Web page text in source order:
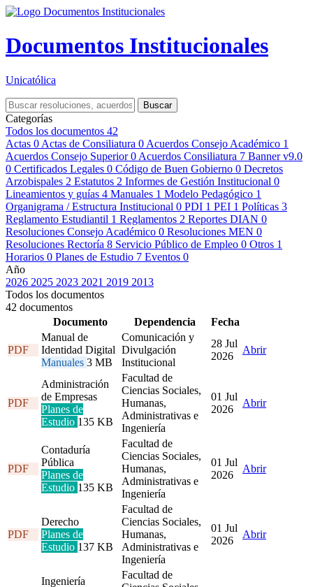
Documentos Institucionales
Unicatólica
Buscar
Categorías
Todos los documentos 42
Actas 0 Actas de Consiliatura 0 Acuerdos Consejo Académico 1
Acuerdos Consejo Superior0 Acuerdos Consiliatura 7 Banner v9.0
0 Certificados Legales 0 Código de Buen Gobierno 0 Decretos
Arzobispales 2 Estatutos 2 Informes de Gestión Institucional 0
Lineamientos y guías 4 Manuales 1 Modelo Pedagógico 1
Organigrama / Estructura Institucional 0 PDI 1 PEI 1 Políticas 3
Reglamento Estudiantil 1 Reglamentos 2 Reportes DIAN 0
Resoluciones Consejo Académico 0 Resoluciones MEN 0
Resoluciones Rectoría 8 Servicio Público de Empleo 0 Otros 1
Horarios 0 Planes de Estudio 7 Eventos 0
Año
2026 2025 2023 2021 2019 2013
Todos los documentos
42 documentos
Documento
Dependencia Fecha
PDF
Manual de
Identidad Digital
Manuales 3 MB
Comunicación y
Divulgación
Institucional
28 Jul
2026
Abrir
PDF
Administración
de Empresas
Planes de
Estudio 135 KB
Facultad de
Ciencias Sociales,
Humanas,
Administrativas e
Ingeniería
01 Jul
2026
Abrir
PDF
Contaduría
Pública
Planes de
Estudio 135 KB
Facultad de
Ciencias Sociales,
Humanas,
Administrativas e
Ingeniería
01 Jul
2026
Abrir
PDF
Derecho
Planes de
Estudio 137 KB
Facultad de
Ciencias Sociales,
Humanas,
Administrativas e
Ingeniería
01 Jul
2026
Abrir
Ingeniería
Facultad de